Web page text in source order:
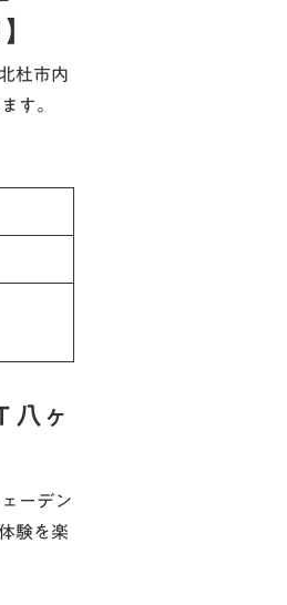
杜市内
す。
八ヶ
ーデン
験を楽